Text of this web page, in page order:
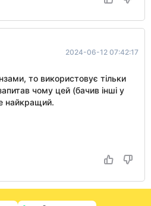
2024-06-12 07:42:17
то використовує тільки
чому цей (бачив інші у
найкращий.